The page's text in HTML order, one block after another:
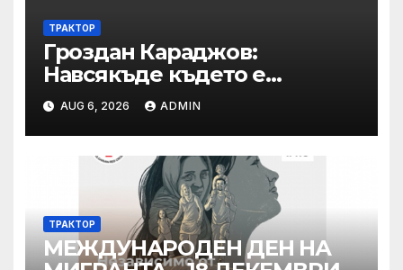
ТРАКТОР
Гроздан Караджов:
Навсякъде където е
възможна човешка грешка
в железницата, трябва да
има система за вторичен
контрол
AUG 6, 2026 ADMIN
ТРАКТОР
МЕЖДУНАРОДЕН ДЕН НА